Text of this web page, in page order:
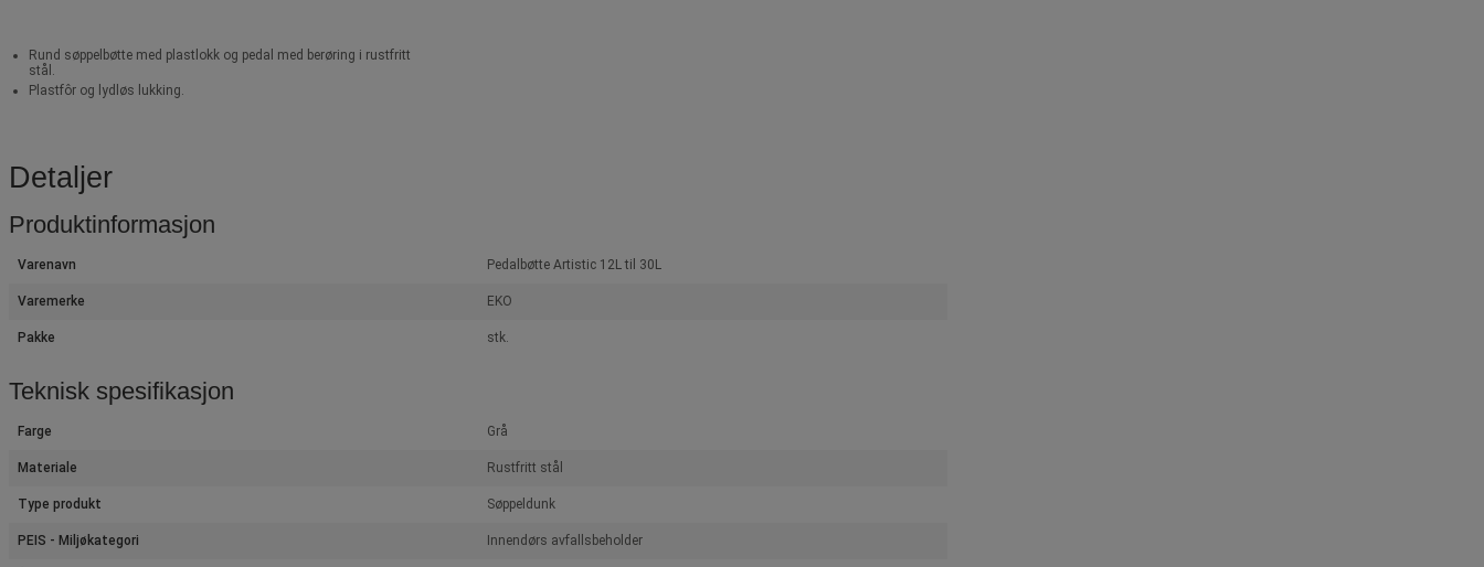
Rund søppelbøtte med plastlokk og pedal med berøring i rustfritt
stål.
Plastfôr og lydløs lukking.
Detaljer
Produktinformasjon
Varenavn Pedalbøtte Artistic 12L til 30L
Varemerke EKO
Pakke stk.
Teknisk spesifikasjon
Farge Grå
Materiale Rustfritt stål
Type produkt Søppeldunk
PEIS - Miljøkategori Innendørs avfallsbeholder